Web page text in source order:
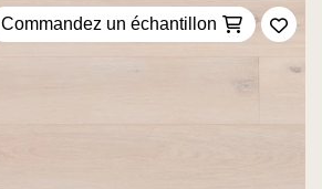
Commandez un échantillon